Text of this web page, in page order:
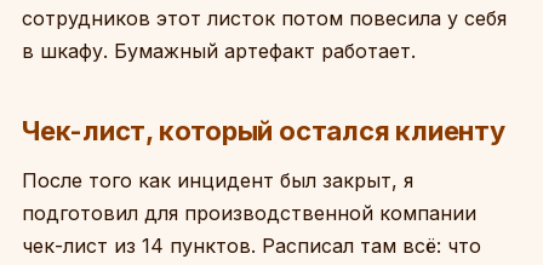
сотрудников этот листок потом повесила у себя
в шкафу. Бумажный артефакт работает.
Чек-лист, который остался клиенту
После того как инцидент был закрыт, я
подготовил для производственной компании
чек-лист из 14 пунктов. Расписал там всё: что